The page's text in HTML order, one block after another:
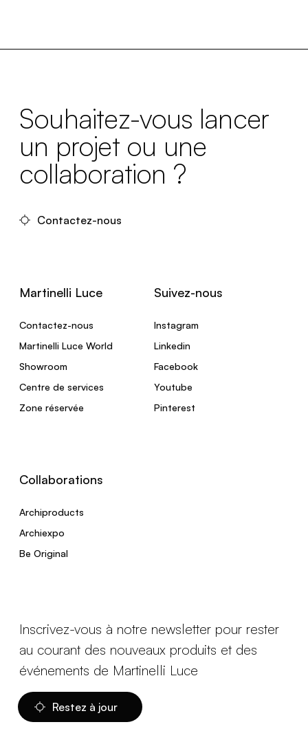
Souhaitez-vous lancer
un projet ou une
collaboration ?
Contactez-nous
Martinelli Luce
Contactez-nous
Martinelli Luce World
Showroom
Centre de services
Zone réservée
Suivez-nous
Instagram
Linkedin
Facebook
Youtube
Pinterest
Collaborations
Archiproducts
Archiexpo
Be Original
Inscrivez-vous à notre newsletter pour rester
au courant des nouveaux produits et des
événements de Martinelli Luce
Restez à jour